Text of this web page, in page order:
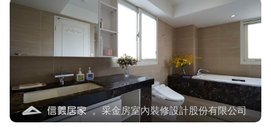
。采金房室內裝修設計股份有限公司